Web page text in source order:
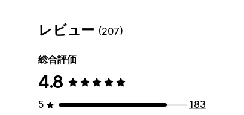
レビュー (207)
総合評価
4.8
5
183